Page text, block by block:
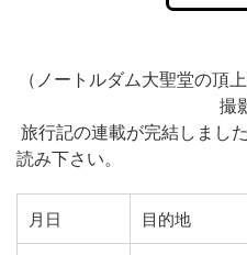
（ノートルダム大聖堂の
撮
旅行記の連載が完結しまし
読み下さい。
月日 目的地